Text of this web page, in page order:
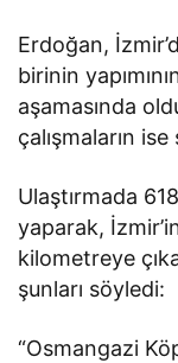
Erdoğan,
birinin
aşamasında
çalışmaların
Ulaştırmada
yaparak,
kilometreye
şunları söyledi:
“Osmangazi